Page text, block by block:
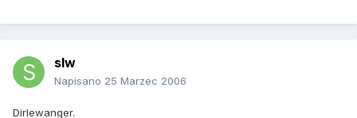
slw
Napisano 25 Marzec 2006
Dirlewanger.